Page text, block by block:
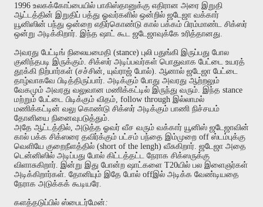
1996 உலகக்கோப்பையில் பாகிஸ்தானுக்கு எதிரான அரை இறுதி
ஆட்டத்தின் இறுதிப் பத்து ஓவர்களில் ஒன்றில் ஜடேஜா வக்கார்
யூனிஸின் பந்து ஒன்றை எதிர்கொண்டு கால் பக்கம் பிரம்மாண்ட
சிக்ஸர்
ஒன்று அடிக்கிறார் இந்த ஷாட் கூட ஜடேஜாவுக்கே உரித்தானது
அவரது பேட்டிங் நிலையமைதி (stance) புலி பதுங்கி இருப்பது போல
குனிந்தபடி இருக்கும் சிக்ஸர் அடிப்பவர்கள் பொதுவாக பேட்டை
உயரத்
தூக்கி நிற்பார்கள் (சச்சின் யுவ்ராஜ் போல்). ஆனால் ஜடேஜா பேட்டை
தாழ்வாகவே பிடித்திருப்பார் அடிக்கும் போது அவரது ஆற்றலும்
வேகமும் அவரது வலுவான மணிக்கட்டில் இருந்து வரும் இந்த stance
மற்றும் பேட்டை பிடிக்கும் விதம் , follow through இல்லாமல்
மணிக்கட்டின் வலு கொண்டு சிக்ஸர் அடிக்கும் பாணி நிச்சயம்
தோனியை நினைவுபடுத்தும்
அதே ஆட்டத்தில் அடுத்த ஓவர் வீச வரும் வக்கார் யூனிஸ் ஜடேஜாவின்
கால் பக்க சிக்ஸரை தவிர்க்கும் பட்சம் பந்தை இம்முறை off ஸ்டம்புக்கு
வெளியே குறைநீளத்தில் (short of the lengh) வீசுகிறார் ஜடேஜா அதை
டென்னிஸில் அடிப்பது போல் கிட்டத்தட்ட நேராக சிக்ஸருக்கு
விளாசுகிறார் இன்று இது போன்ற ஷாட்களை T20யில் பல இளைஞர்கள்
அடிக்கிறார்கள் தோனியும் இதே போல் offஇல் அடிக்க வேண்டியதை
நேராக அடுக்கக் கூடியரே
களத்தடுப்பில் ஸ்பைடர்மேன் :